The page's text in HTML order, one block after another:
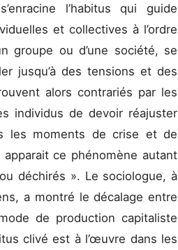
l’habitus qui guide
et collectives à l’ordre
groupe ou d’une société, se
jusqu’à des tensions et des
alors contrariés par les
individus de devoir réajuster
les moments de crise et de
ce phénomène autant
déchirés ». Le sociologue, à
a montré le décalage entre
de production capitaliste
clivé est à l’œuvre dans les